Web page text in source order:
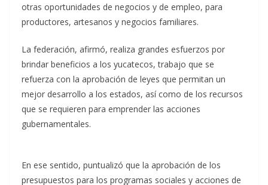
otras oportunidades de negocios y de empleo, para
productores, artesanos y negocios familiares.
La federación, afirmó, realiza grandes esfuerzos por
brindar beneficios a los yucatecos, trabajo que se
refuerza con la aprobación de leyes que permitan un
mejor desarrollo a los estados, así como de los recursos
que se requieren para emprender las acciones
gubernamentales.
En ese sentido, puntualizó que la aprobación de los
presupuestos para los programas sociales y acciones de